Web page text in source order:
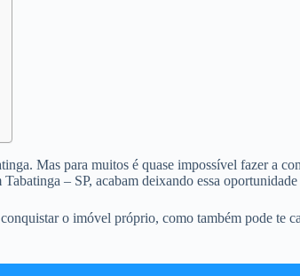
Mas para muitos é quase impossível fazer a
– SP, acabam deixando essa oportunidade
o imóvel próprio, como também pode te